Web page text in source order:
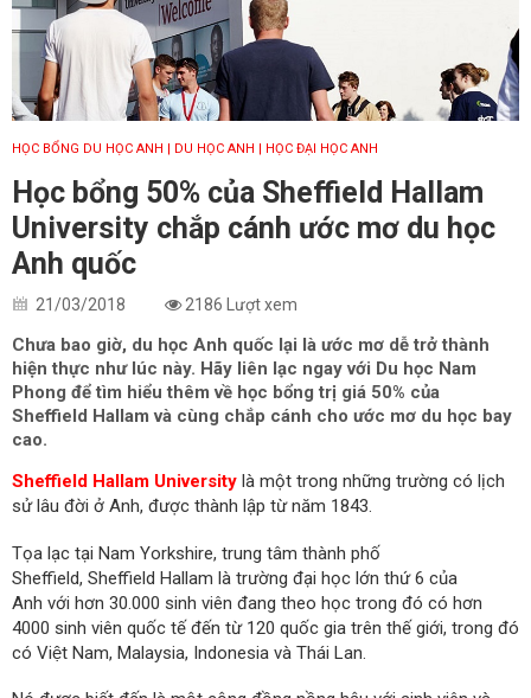
HỌC BỔNG DU HỌC ANH | DU HỌC ANH | HỌC ĐẠI HỌC ANH
Học bổng 50% của Sheffield Hallam
University chắp cánh ước mơ du học
Anh quốc
21/03/2018 2186 Lượt xem
Chưa bao giờ, du học Anh quốc lại là ước mơ dễ trở thành
hiện thực như lúc này. Hãy liên lạc ngay với Du học Nam
Phong để tìm hiểu thêm về học bổng trị giá 50% của
Sheffield Hallam và cùng chắp cánh cho ước mơ du học bay
cao.
Sheffield Hallam University là một trong những trường có lịch
sử lâu đời ở Anh, được thành lập từ năm 1843.
Tọa lạc tại Nam Yorkshire, trung tâm thành phố
Sheffield, Sheffield Hallam là trường đại học lớn thứ 6 của
Anh với hơn 30.000 sinh viên đang theo học trong đó có hơn
4000 sinh viên quốc tế đến từ 120 quốc gia trên thế giới, trong đó
có Việt Nam, Malaysia, Indonesia và Thái Lan.